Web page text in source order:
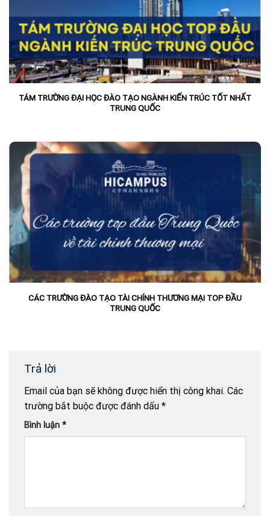
TÁM TRƯỜNG ĐẠI HỌC ĐÀO TẠO NGÀNH KIẾN TRÚC TỐT NHẤT
TRUNG QUỐC
CÁC TRƯỜNG ĐÀO TẠO TÀI CHÍNH THƯƠNG MẠI TOP ĐẦU
TRUNG QUỐC
Trả lời
Email của bạn sẽ không được hiển thị công khai. Các
trường bắt buộc được đánh dấu *
Bình luận *